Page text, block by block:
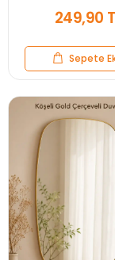
249,90
Sepete